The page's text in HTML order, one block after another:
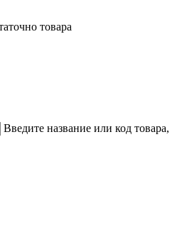
товара
Введите название или код товара,